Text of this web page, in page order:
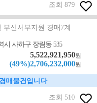
조회 879
부산서부지원 경매7계
시 사하구 장림동 535
5,522,921,950원
(49%)2,706,232,000원
매물건입니다
조회 510